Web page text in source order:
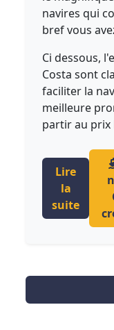
navires qui
bref vous
Ci dessous,
Costa sont
faciliter la
meilleure
partir au prix
Lire
la
suite